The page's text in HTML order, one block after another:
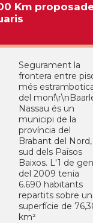
Km
Segurament la
frontera entre
més
del
Nassau és un
municipi de la
província del
Brabant del Nord,
sud dels Països
Baixos. L'1 de
del 2009 tenia
6.690 habitants
repartits sobre
superfície de
km²